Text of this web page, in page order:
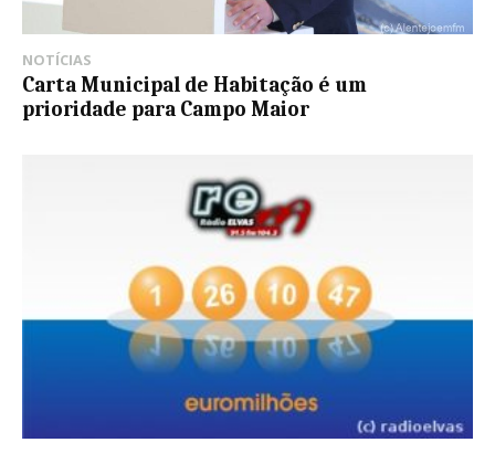
NOTÍCIAS
Carta Municipal de Habitação é um
prioridade para Campo Maior